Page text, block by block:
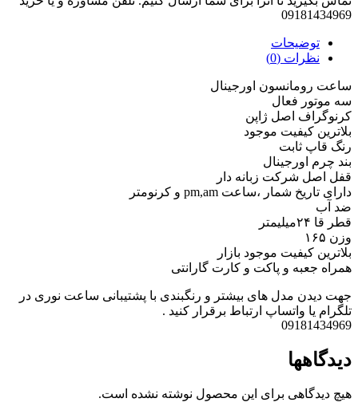
09181434969
توضیحات
نظرات (0)
ساعت رومانسون اورجینال
سه موتور فعال
کرنوگراف اصل ژاپن
بلاترین کیفیت موجود
رنگ قاپ ثابت
بند چرم اورجینال
قفل اصل شرکت زبانه دار
دارای تاریخ شمار ،ساعت pm,am و کرنومتر
ضد آب
قطر قا ۲۴میلیمتر
وزن ۱۶۵
بلاترین کیفیت موجود بازار
همراه جعبه و پاکت و کارت گارانتی
جهت دیدن مدل های بیشتر و رنگبندی با پشتیبانی ساعت نوری در
تلگرام یا واتساپ ارتباط برقرار کنید .
09181434969
دیدگاهها
هیچ دیدگاهی برای این محصول نوشته نشده است.